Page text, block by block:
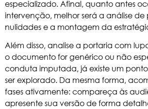
especializado. Afinal, quanto antes
intervenção, melhor será a análise de
nulidades e a montagem da
Além disso, analise a portaria com
o documento for genérico ou não
conduta imputada, já existe um
ser explorado. Da mesma forma,
fases ativamente: compareça às
apresente sua versão de forma